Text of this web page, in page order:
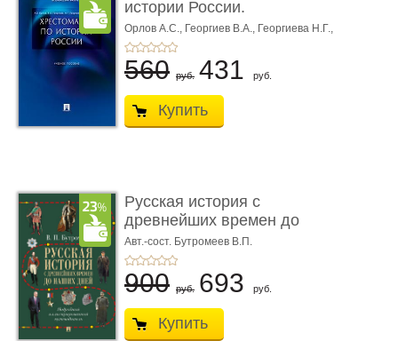
истории России.
Учебное пособи� ...
Орлов А.С., Георгиев В.А., Георгиева Н.Г.,
Сивохина Т.А.
560 руб. 431 руб.
Купить
Русская история с
древнейших времен до
наших д ...
Авт.-сост. Бутромеев В.П.
900 руб. 693 руб.
Купить